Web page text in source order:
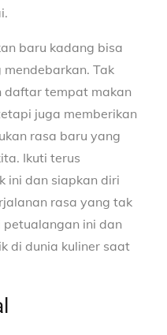
baru kadang bisa
Tak
daftar tempat makan
juga memberikan
rasa baru yang
Ikuti terus
ini dan siapkan diri
rasa yang tak
ini dan
di dunia kuliner saat